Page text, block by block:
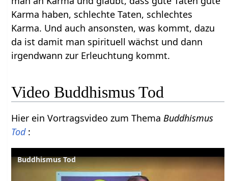
Karma haben, schlechte Taten, schlechtes
Karma. Und auch ansonsten, was kommt, dazu
da ist damit man spirituell wächst und dann
irgendwann zur Erleuchtung kommt.
Video Buddhismus Tod
Hier ein Vortragsvideo zum ThemaBuddhismus
Tod :
Buddhismus Tod